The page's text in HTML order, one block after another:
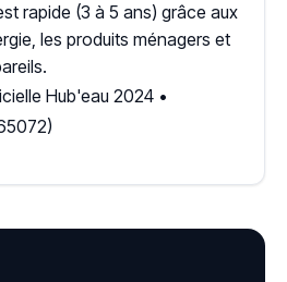
rapide (3 à 5 ans) grâce aux
les produits ménagers et
Hub'eau 2024 •